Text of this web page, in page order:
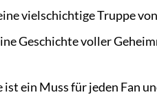
vielschichtige Truppe
Geschichte voller
ist ein Muss für jeden Fan